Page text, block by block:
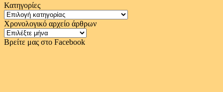
Κατηγορίες
Κατηγορίες
Χρονολογικό αρχείο άρθρων
Χρονολογικό
αρχείο
Βρείτε μας στο Facebook